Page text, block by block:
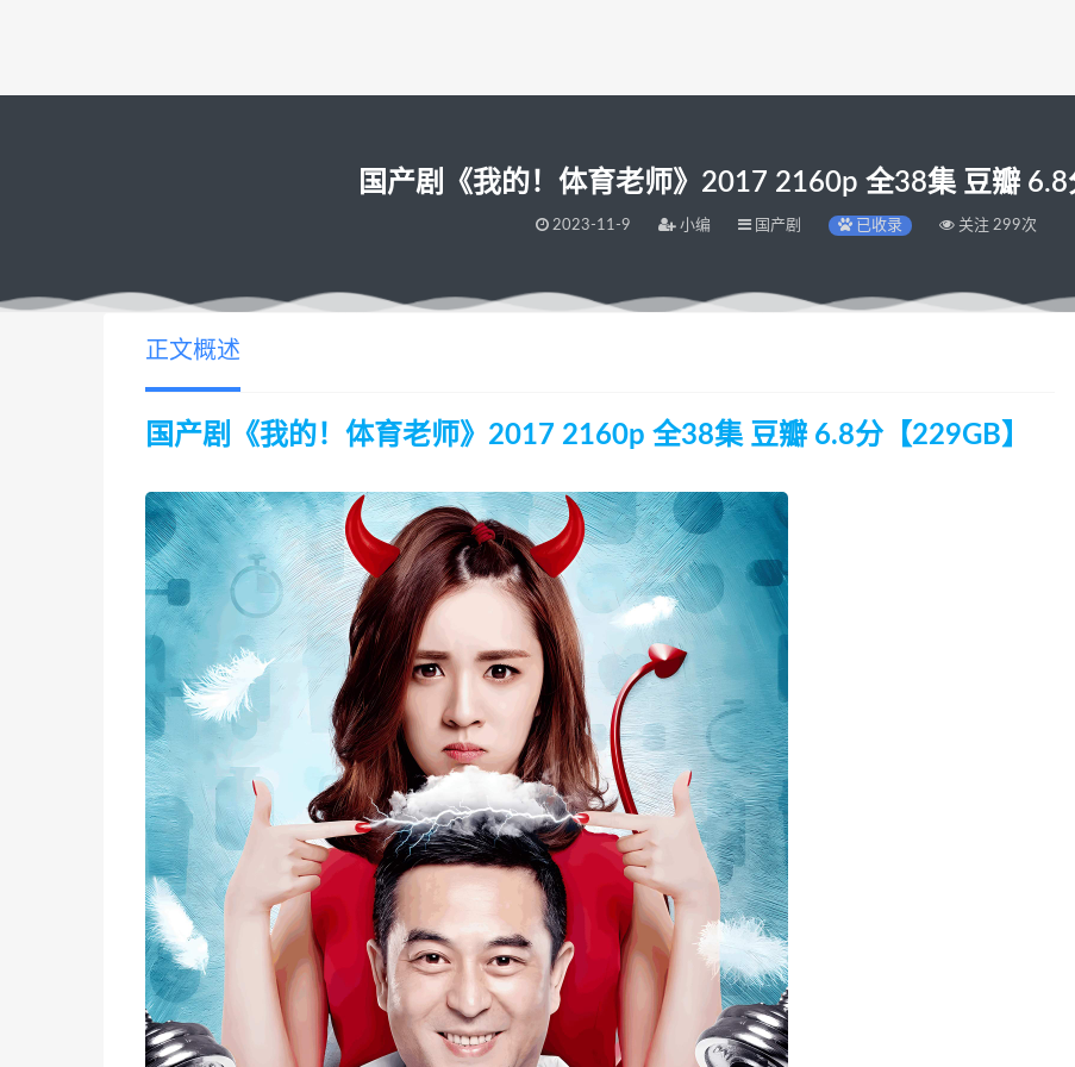
国产剧《我的！体育老师》2017 2160p 全38集 豆瓣 6.8
2023-11-9 小编 国产剧 已收录 关注 299次
正文概述
国产剧《我的！体育老师》2017 2160p 全38集 豆瓣 6.8分【229GB】